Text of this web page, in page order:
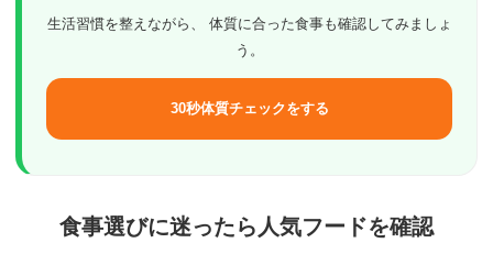
生活習慣を整えながら、 体質に合った食事も確認してみましょ
う。
30秒体質チェックをする
食事選びに迷ったら人気フードを確認